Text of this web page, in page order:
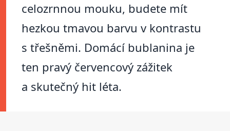
celozrnnou mouku, budete mít
hezkou tmavou barvu v kontrastu
s třešněmi. Domácí bublanina je
ten pravý červencový zážitek
a skutečný hit léta.